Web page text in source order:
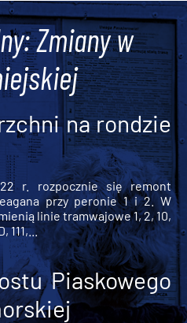
Zmiany w
na rondzie
r. rozpocznie się remont
przy peronie 1 i 2. W
linie tramwajowe 1, 2, 10,
Piaskowego